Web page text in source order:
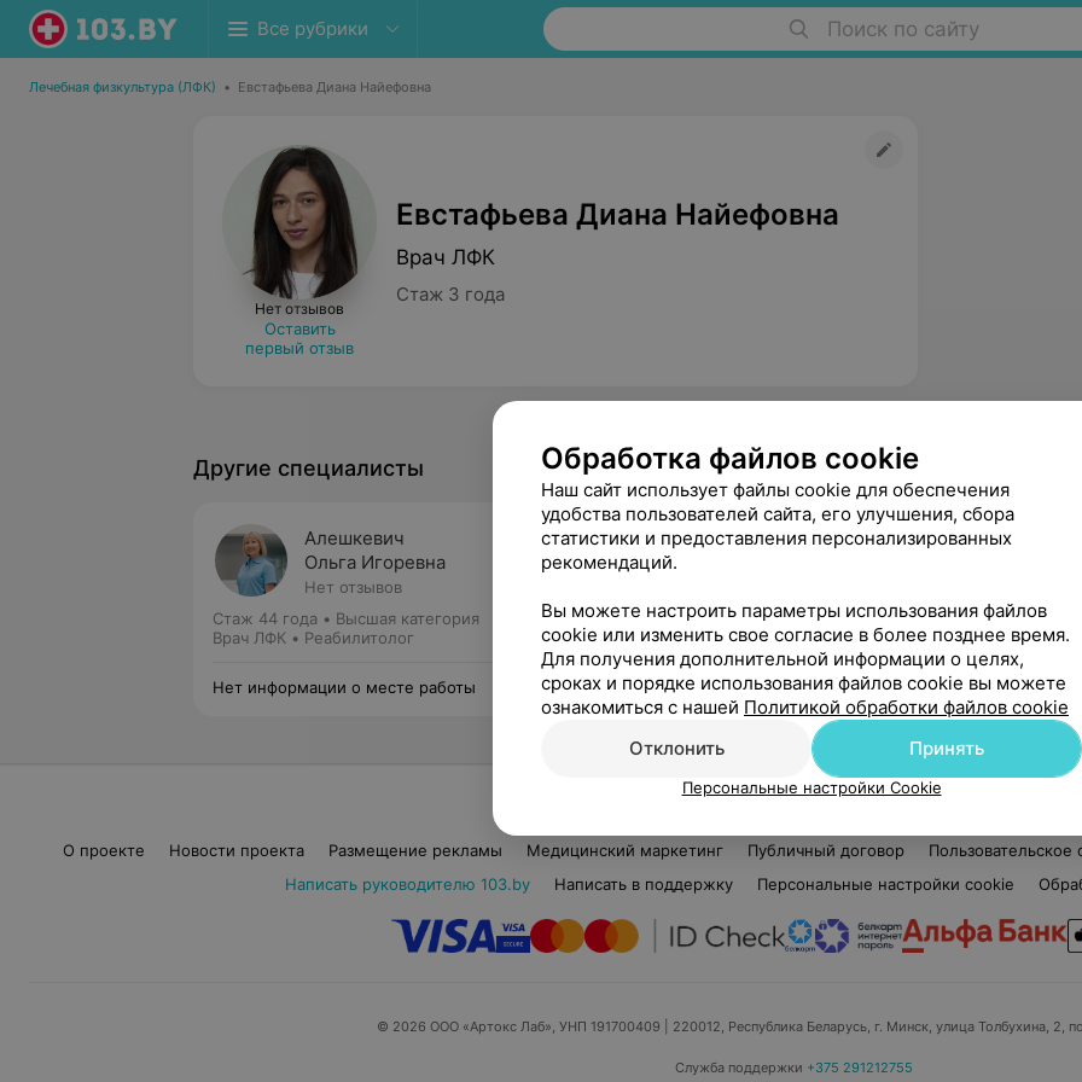
Все рубрики Поиск по сайту
Лечебная физкультура (ЛФК) • Евстафьева Диана Найефовна
Нет отзывов
Оставить
первый отзыв
Евстафьева Диана Найефовна
Врач ЛФК
Стаж 3 года
Другие специалисты
Алешкевич
Ольга Игоревна
Нет отзывов
Стаж 44 года • Высшая категория
Врач ЛФК • Реабилитолог
Нет информации о месте работы
Ермошкина
Стаж 4 года
Врач ЛФК • Детский массажист
Нет информации о месте работы
О проекте Новости проекта Размещение рекламы Медицинский маркетинг Публичный договор Пользовательское
Написать руководителю 103.by
Написать в поддержку Персональные настройки cookie
© 2026 ООО «Артокс Лаб», УНП 191700409 | 220012, Республика Беларусь, г. Минск, улица Толбухина, 2,
Служба поддержки +375 291212755
Обработка файлов cookie
Наш сайт использует файлы cookie для обеспечения
удобства пользователей сайта, его улучшения, сбора
статистики и предоставления персонализированных
рекомендаций.
Вы можете настроить параметры использования файлов
cookie или изменить свое согласие в более позднее время.
Для получения дополнительной информации о целях,
сроках и порядке использования файлов cookie вы можете
ознакомиться с нашей Политикой обработки файлов cookie
Отклонить
Принять
Персональные настройки Cookie